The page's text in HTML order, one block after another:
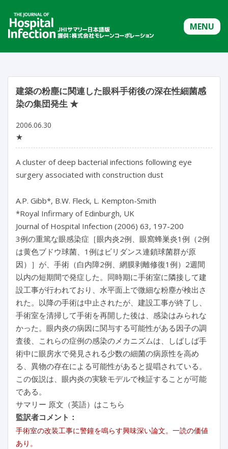
MENU
建築の粉塵に関連した眼科手術後の深在性細菌感
染の集団発生 ★
2006.06.30
★
A cluster of deep bacterial infections following eye
surgery associated with construction dust
A.P. Gibb*, B.W. Fleck, L. Kempton-Smith
*Royal Infirmary of Edinburgh, UK
Journal of Hospital Infection (2006) 63, 197-200
3例の重篤な眼感染症［眼内炎2例、眼窩蜂巣炎1例（2例
は黄色ブドウ球菌、1例はビリダンス連鎖球菌群が原
因）］が、手術（白内障2例、網膜剥離修復1例）2週間
以内の短期間で発症した。同時期に手術室に隣接して建
設工事が行われており、水平面上で微細な粉塵が検出さ
れた。以降の手術は中止されたが、建設工事が終了し、
手術室を清掃して手術を再開した後は、感染はみられな
かった。眼内炎の病因に関与する可能性がある因子の調
査後、これらの症例の感染のメカニズムは、しばしば手
術中に眼房水で発見される少数の細菌の病原性を高め
る、異物の存在による可能性があると提唱されている。
この仮説は、眼内炎の実験モデルで検証することが可能
である。
サマリー 原文（英語）はこちら
監訳者コメント：
手術室の改装工事に警鐘を鳴らす興味深い論文。一読の価値
あり。